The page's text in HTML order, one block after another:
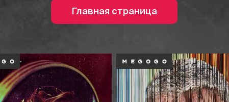
Главная страница